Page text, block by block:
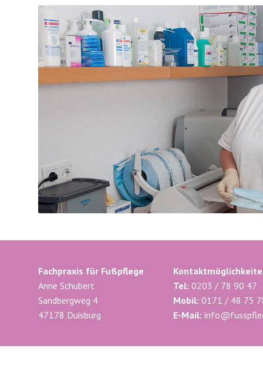
Fachpraxis für Fußpflege
Anne Schubert
Sandbergweg 4
47178 Duisburg
Tel: 0203 / 78 90 47
Mobil: 0171 / 48 75
E-Mail: